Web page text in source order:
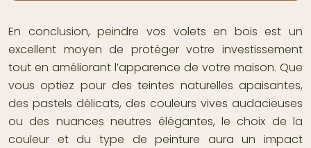
En conclusion, peindre vos volets en bois est un
excellent moyen de protéger votre investissement
tout en améliorant l’apparence de votre maison. Que
vous optiez pour des teintes naturelles apaisantes,
des pastels délicats, des couleurs vives audacieuses
ou des nuances neutres élégantes, le choix de la
couleur et du type de peinture aura un impact